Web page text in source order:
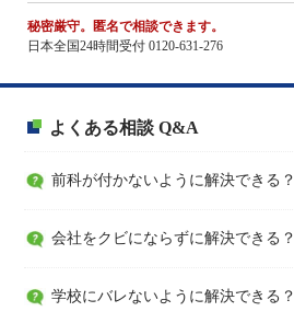
秘密厳守。匿名で相談できます。
日本全国24時間受付 0120-631-276
よくある相談 Q&A
前科が付かないように解決できる？
会社をクビにならずに解決できる？
学校にバレないように解決できる？